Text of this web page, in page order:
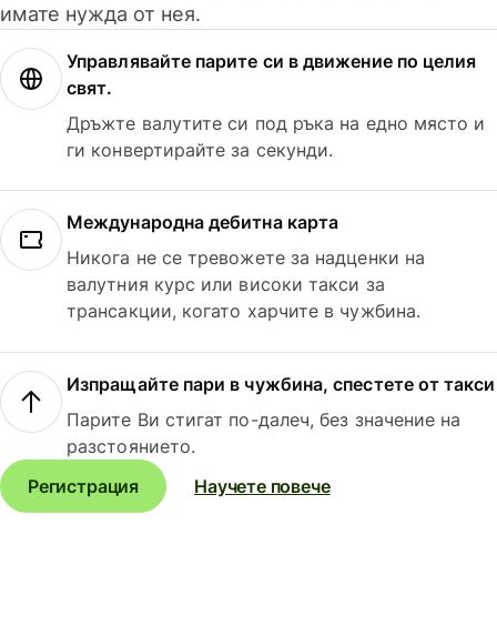
имате нужда от нея.
Управлявайте парите си в движение по целия
свят.
Дръжте валутите си под ръка на едно място и
ги конвертирайте за секунди.
Международна дебитна карта
Никога не се тревожете за надценки на
валутния курс или високи такси за
трансакции, когато харчите в чужбина.
Изпращайте пари в чужбина, спестете от такси
Парите Ви стигат по-далеч, без значение на
разстоянието.
Регистрация
Научете повече